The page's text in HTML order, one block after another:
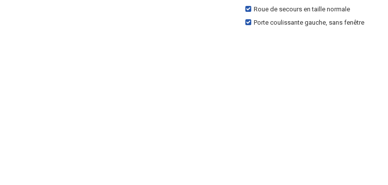
Roue de secours en taille normale
Porte coulissante gauche, sans fenêtre